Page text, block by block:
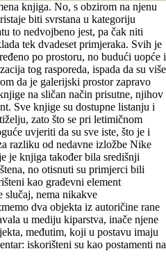
knjiga. No, s obzirom na njenu
biti svrstana u kategoriju
to nedvojbeno jest, pa čak niti
tek dvadeset primjeraka. Svih je
po prostoru, no budući uopće i
tog rasporeda, ispada da su više
da je galerijski prostor zapravo
na sličan način prisutne, njihov
Sve knjige su dostupne listanju i
zato što se pri letimičnom
uvjeriti da su sve iste, što je i
razliku od nedavne izložbe Nike
je knjiga također bila središnji
no otisnuti su primjerci bili
kao građevni element
slučaj, nema nikakve
dva objekta iz autoričine rane
u mediju kiparstva, inače njene
međutim, koji u postavu imaju
iskorišteni su kao postamenti na